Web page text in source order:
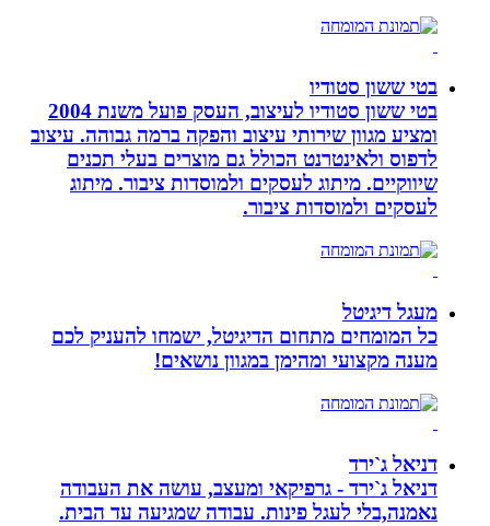
בטי ששון סטודיו
בטי ששון סטודיו לעיצוב, העסק פועל משנת 2004
ומציע מגוון שירותי עיצוב והפקה ברמה גבוהה. עיצוב
לדפוס ולאינטרנט הכולל גם מוצרים בעלי תכנים
שיווקיים. מיתוג לעסקים ולמוסדות ציבור. מיתוג
לעסקים ולמוסדות ציבור.
מעגל דיגיטל
כל המומחים מתחום הדיגיטל, ישמחו להעניק לכם
מענה מקצועי ומהימן במגוון נושאים!
דניאל ג`ירד
דניאל ג`ירד - גרפיקאי ומעצב, עושה את העבודה
נאמנה,בלי לעגל פינות. עבודה שמגיעה עד הבית.